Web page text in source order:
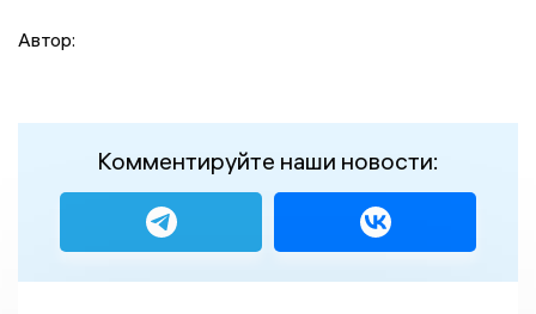
Автор:
Комментируйте наши новости: